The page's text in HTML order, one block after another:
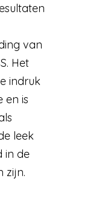
van
Het
indruk
en is
leek
in de
zijn.